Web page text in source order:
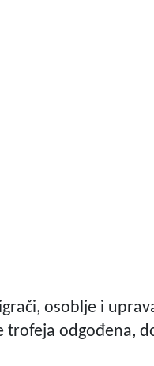
osoblje i
odgođena,